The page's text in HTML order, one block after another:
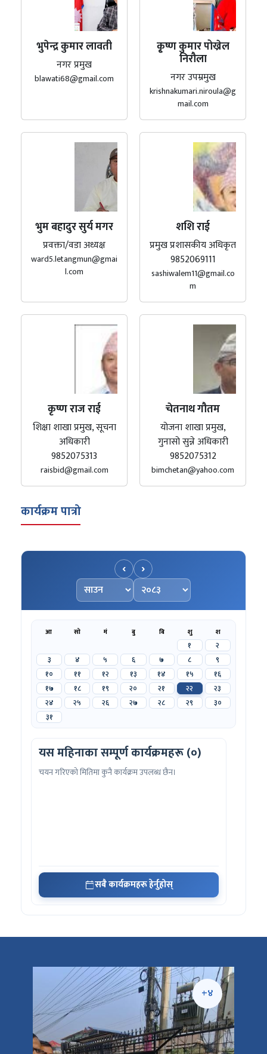
भुपेन्द्र कुमार लावती
नगर प्रमुख
blawati68@gmail.com
कृ्ष्ण कुमार पोख्रेल
निरौला
नगर उपम्रमुख
krishnakumari.niroula@g
mail.com
भुम बहादुर सुर्य मगर
प्रवक्ता/वडा अध्यक्ष
ward5.letangmun@gmai
l.com
शशि राई
प्रमुख प्रशासकीय अधिकृत
9852069111
sashiwalem11@gmail.co
m
कृष्ण राज राई
शिक्षा शाखा प्रमुख, सूचना
अधिकारी
9852075313
raisbid@gmail.com
चेतनाथ गौतम
योजना शाखा प्रमुख,
गुनासो सुन्ने अधिकारी
9852075312
bimchetan@yahoo.com
कार्यक्रम पात्रो
‹
महिना चयन गर्नुहोस्
वर्ष चयन गर्नुहोस्
›
आ सो मं बु बि शु श
१
२
३
४ ५ ६ ७ ८
९
१०
११ १२ १३ १४ १५
१६
१७
१८ १९ २० २१ २२
२३
२४
२५ २६ २७ २८ २९
३०
३१
यस महिनाका सम्पूर्ण कार्यक्रमहरू (०)
चयन गरिएको मितिमा कुनै कार्यक्रम उपलब्ध छैन।
सबै कार्यक्रमहरू हेर्नुहोस्
+४